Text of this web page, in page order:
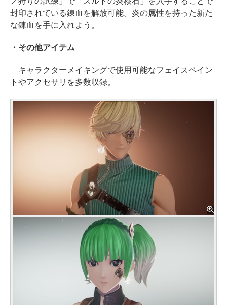
封印されている錬血を解放可能。炎の属性を持った新た
な錬血を手に入れよう。
・その他アイテム
キャラクターメイキングで使用可能なフェイスペイン
トやアクセサリを多数収録。